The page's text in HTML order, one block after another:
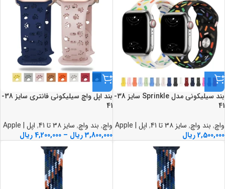
بند سيليکوني مدل Sprinkle سايز 38-
41
واچ, بند واچ, سایز 3۸ تا 41 , اپل | Apple
2,500,000ریال
بند اپل واچ سيليکوني فانتري سايز 38-
41
واچ, بند واچ, سایز 3۸ تا 41 , اپل | Apple
3,800,000ریال –
4,200,000 ریال